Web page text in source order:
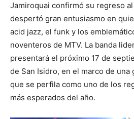
Jamiroquai confirmó su regreso
despertó gran entusiasmo en
acid jazz, el funk y los
noventeros de MTV. La banda
presentará el próximo 17 de
de San Isidro, en el marco de una
que se perfila como uno de los
más esperados del año.